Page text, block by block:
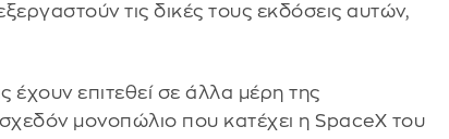
τις δικές τους εκδόσεις αυτών,
έχουν επιτεθεί σε άλλα μέρη της
μονοπώλιο που κατέχει η SpaceX του